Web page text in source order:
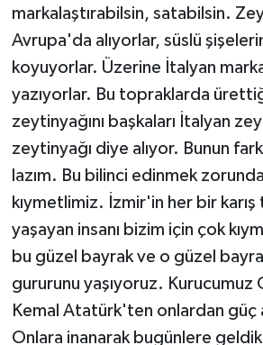
markalaştırabilsin, satabilsin.
Avrupa'da alıyorlar, süslü
koyuyorlar. Üzerine İtalyan
yazıyorlar. Bu topraklarda
zeytinyağını başkaları İtalyan
zeytinyağı diye alıyor. Bunun
lazım. Bu bilinci edinmek
kıymetlimiz. İzmir'in her bir
yaşayan insanı bizim için çok
bu güzel bayrak ve o güzel
gururunu yaşıyoruz. Kurucumuz
Kemal Atatürk'ten onlardan güç
Onlara inanarak bugünlere